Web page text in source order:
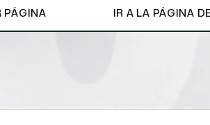
PÁGINA IR A LA PÁGINA